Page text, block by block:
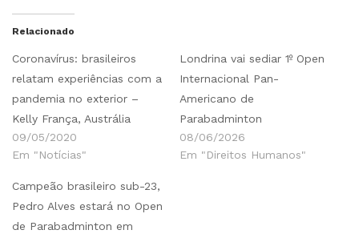
Relacionado
Coronavírus: brasileiros
relatam experiências com a
pandemia no exterior –
Kelly França, Austrália
09/05/2020
Em "Notícias"
Londrina vai sediar 1º Open
Internacional Pan-
Americano de
Parabadminton
08/06/2026
Em "Direitos Humanos"
Campeão brasileiro sub-23,
Pedro Alves estará no Open
de Parabadminton em